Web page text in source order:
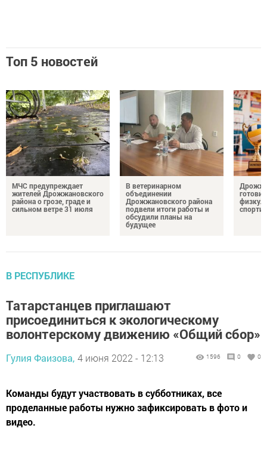
Топ 5 новостей
МЧС предупреждает
жителей Дрожжановского
района о грозе, граде и
сильном ветре 31 июля
В ветеринарном
объединении
Дрожжановского района
подвели итоги работы и
обсудили планы на
будущее
В РЕСПУБЛИКЕ
Татарстанцев приглашают
присоединиться к экологическому
волонтерскому движению «Общий сбор»
Гулия Фаизова, 4 июня 2022 - 12:13 1596 0 0
Команды будут участвовать в субботниках, все
проделанные работы нужно зафиксировать в фото и
видео.